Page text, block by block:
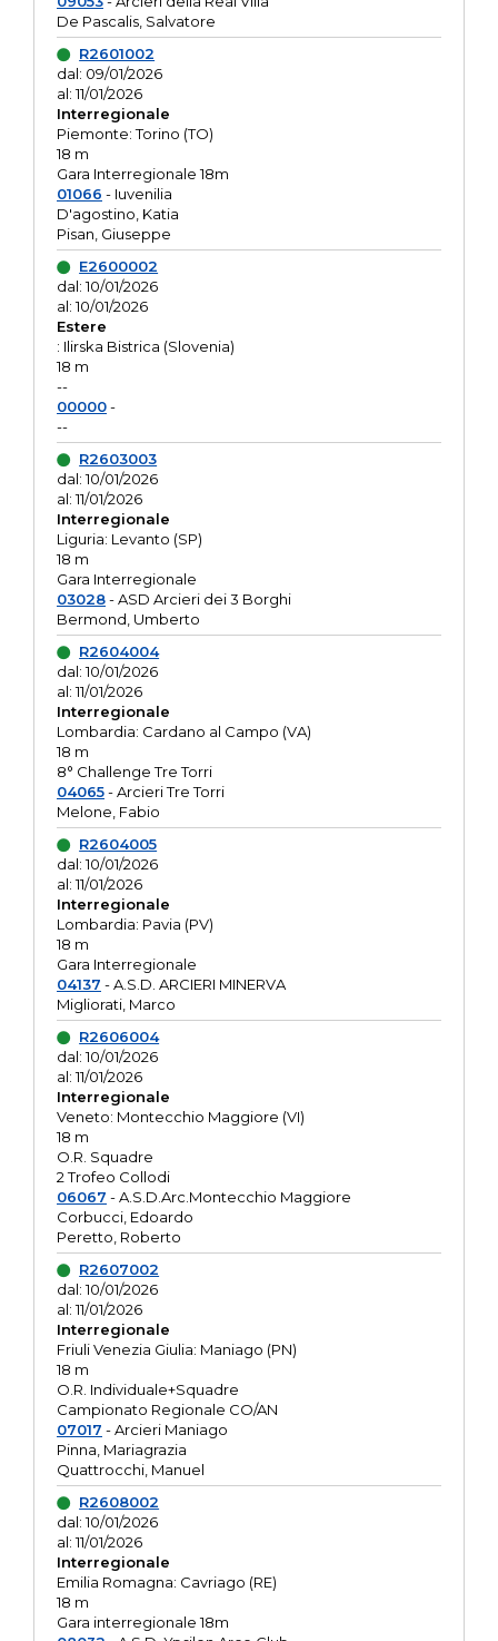
De Pascalis, Salvatore
R2601002
dal: 09/01/2026
al: 11/01/2026
Interregionale
Piemonte: Torino (TO)
18 m
Gara Interregionale 18m
01066 - Iuvenilia
D'agostino, Katia
Pisan, Giuseppe
E2600002
dal: 10/01/2026
al: 10/01/2026
Estere
: Ilirska Bistrica (Slovenia)
18 m
--
00000-
--
R2603003
dal: 10/01/2026
al: 11/01/2026
Interregionale
Liguria: Levanto (SP)
18 m
Gara Interregionale
03028- ASD Arcieri dei 3 Borghi
Bermond, Umberto
R2604004
dal: 10/01/2026
al: 11/01/2026
Interregionale
Lombardia: Cardano al Campo (VA)
18 m
8° Challenge Tre Torri
04065- Arcieri Tre Torri
Melone, Fabio
R2604005
dal: 10/01/2026
al: 11/01/2026
Interregionale
Lombardia: Pavia (PV)
18 m
Gara Interregionale
04137 - A.S.D. ARCIERI MINERVA
Migliorati, Marco
R2606004
dal: 10/01/2026
al: 11/01/2026
Interregionale
Veneto: Montecchio Maggiore (VI)
18 m
O.R. Squadre
2 Trofeo Collodi
06067 - A.S.D.Arc.Montecchio Maggiore
Corbucci, Edoardo
Peretto, Roberto
R2607002
dal: 10/01/2026
al: 11/01/2026
Interregionale
Friuli Venezia Giulia: Maniago (PN)
18 m
O.R. Individuale+Squadre
Campionato Regionale CO/AN
07017 - Arcieri Maniago
Pinna, Mariagrazia
Quattrocchi, Manuel
R2608002
dal: 10/01/2026
al: 11/01/2026
Interregionale
Emilia Romagna: Cavriago (RE)
18 m
Gara interregionale 18m